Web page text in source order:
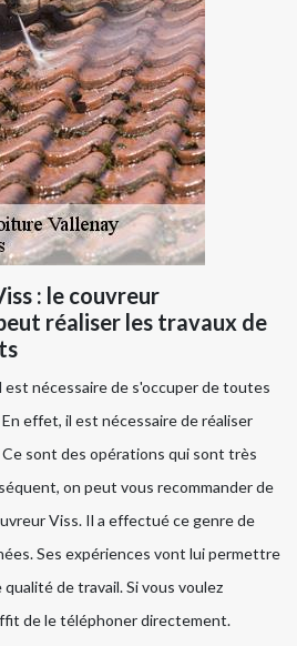
: le couvreur
réaliser les travaux de
est nécessaire de s'occuper de toutes
effet, il est nécessaire de réaliser
sont des opérations qui sont très
on peut vous recommander de
Viss. Il a effectué ce genre de
Ses expériences vont lui permettre
de travail. Si vous voulez
de le téléphoner directement.